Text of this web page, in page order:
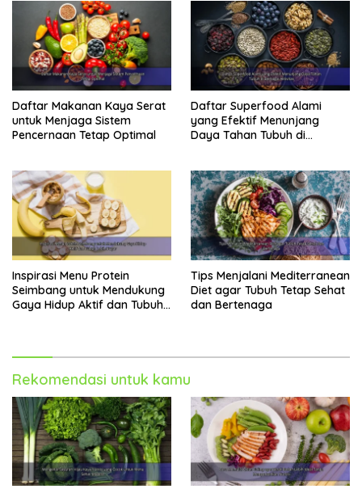
Daftar Makanan Kaya Serat
untuk Menjaga Sistem
Pencernaan Tetap Optimal
Daftar Superfood Alami
yang Efektif Menunjang
Daya Tahan Tubuh di
Inspirasi Menu Protein
Seimbang untuk Mendukung
Gaya Hidup Aktif dan Tubuh
Tips Menjalani Mediterranean
Diet agar Tubuh Tetap Sehat
dan Bertenaga
Rekomendasi untuk kamu